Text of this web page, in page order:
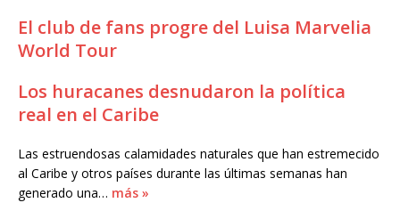
El club de fans progre del Luisa Marvelia
World Tour
Los huracanes desnudaron la política
real en el Caribe
Las estruendosas calamidades naturales que han estremecido
al Caribe y otros países durante las últimas semanas han
generado una… más »